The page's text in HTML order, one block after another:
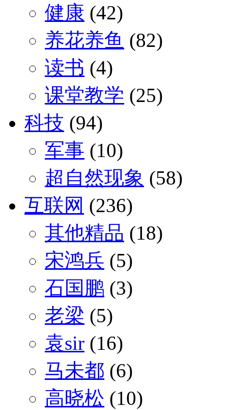
健康 (42)
养花养鱼 (82)
读书 (4)
课堂教学 (25)
科技 (94)
军事 (10)
超自然现象 (58)
互联网 (236)
其他精品 (18)
宋鸿兵 (5)
石国鹏 (3)
老梁 (5)
袁sir (16)
马未都 (6)
高晓松 (10)